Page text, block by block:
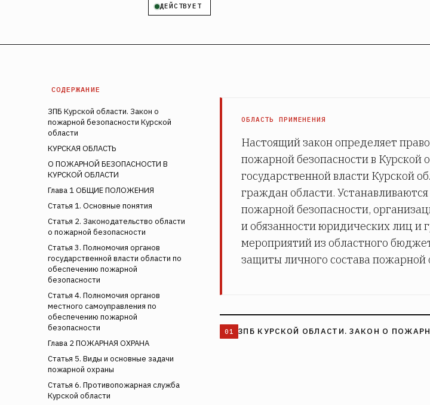
ДЕЙСТВУЕТ
СОДЕРЖАНИЕ
ЗПБ Курской области. Закон о
пожарной безопасности Курской
области
КУРСКАЯ ОБЛАСТЬ
О ПОЖАРНОЙ БЕЗОПАСНОСТИ В
КУРСКОЙ ОБЛАСТИ
Глава 1 ОБЩИЕ ПОЛОЖЕНИЯ
Статья 1. Основные понятия
Статья 2. Законодательство области
о пожарной безопасности
Статья 3. Полномочия органов
государственной власти области по
обеспечению пожарной
безопасности
Статья 4. Полномочия органов
местного самоуправления по
обеспечению пожарной
безопасности
Глава 2 ПОЖАРНАЯ ОХРАНА
Статья 5. Виды и основные задачи
пожарной охраны
Статья 6. Противопожарная служба
Курской области
ОБЛАСТЬ ПРИМЕНЕНИЯ
Настоящий закон определяет
пожарной безопасности в Курской
государственной власти Курской
граждан области.
пожарной безопасности,
и обязанности юридических лиц
мероприятий из областного
защиты личного состава пожарной
ЗПБ КУРСКОЙ ОБЛАСТИ. ЗАКОН О